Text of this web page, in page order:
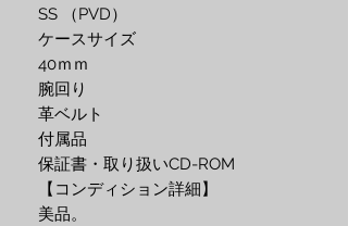
SS （PVD）
ケースサイズ
40ｍｍ
腕回り
革ベルト
付属品
保証書・取り扱いCD-ROM
【コンディション詳細】
美品。